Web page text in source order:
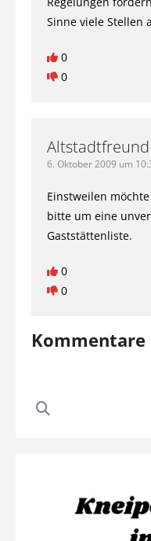
Sinne viele Stellen
0
0
Altstadtfreund
6. Oktober 2009 um
Einstweilen
bitte um eine
Gaststättenliste.
0
0